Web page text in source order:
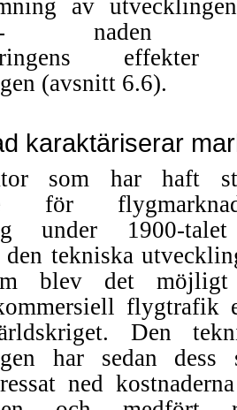
av
naden
(avsnitt 6.6).
karaktäriserar
som har haft
för
under 1900-talet
tekniska
blev det
flygtrafik
Den
har sedan dess
ned